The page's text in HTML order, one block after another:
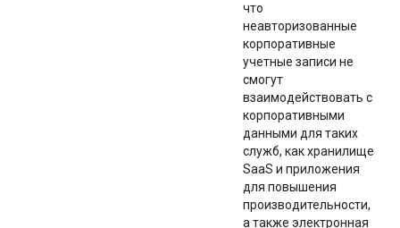
что
неавторизованные
корпоративные
учетные записи не
смогут
взаимодействовать с
корпоративными
данными для таких
служб, как хранилище
SaaS и приложения
для повышения
производительности,
а также электронная